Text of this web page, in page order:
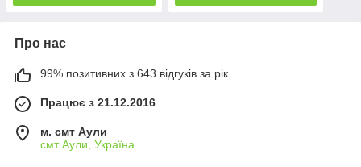
Про нас
99% позитивних з 643 відгуків за рік
Працює з 21.12.2016
м. смт Аули
смт Аули, Україна